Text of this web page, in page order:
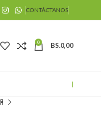
CONTÁCTANOS
0 BS.0,00
|